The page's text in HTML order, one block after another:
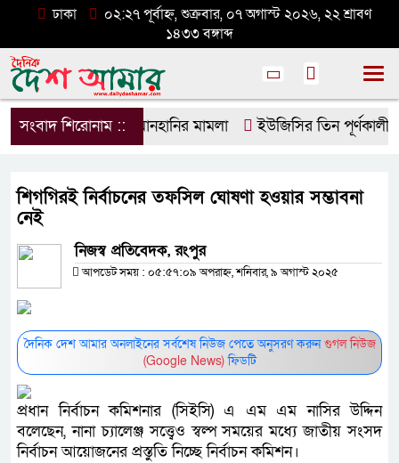
ঢাকা
০২:২৭ পূর্বাহ্ন, শুক্রবার, ০৭ অগাস্ট ২০২৬, ২২ শ্রাবণ
১৪৩৩ বঙ্গাব্দ
সংবাদ শিরোনাম ::
ডিপজলের বিরুদ্ধে মানহানির মামলা ইউজিসির তিন পূর্ণকালীন
শিগগিরই নির্বাচনের তফসিল ঘোষণা হওয়ার সম্ভাবনা
নেই
নিজস্ব প্রতিবেদক, রংপুর
আপডেট সময় : ০৫:৫৭:০৯ অপরাহ্ন, শনিবার, ৯ অগাস্ট ২০২৫
দৈনিক দেশ আমার অনলাইনের সর্বশেষ নিউজ পেতে অনুসরণ করুনগুগল নিউজ
(Google News)ফিডটি
প্রধান নির্বাচন কমিশনার (সিইসি) এ এম এম নাসির উদ্দিন
বলেছেন, নানা চ্যালেঞ্জ সত্ত্বেও স্বল্প সময়ের মধ্যে জাতীয় সংসদ
নির্বাচন আয়োজনের প্রস্তুতি নিচ্ছে নির্বাচন কমিশন।